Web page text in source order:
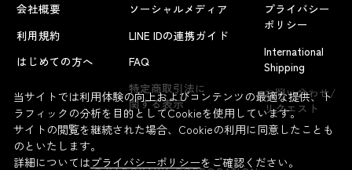
よくあるお問い合わせ
会社概要
利用規約
はじめての方へ
ソーシャルメディア
LINE IDの連携ガイド
FAQ
特定商取引法に
関する表示
プライバシー
ポリシー
International
Shipping
お問い合わせ/
リクエスト
当サイトでは利用体験の向上およびコンテンツの最適な提供、ト
ラフィックの分析を目的としてCookieを使用しています。
サイトの閲覧を継続された場合、Cookieの利用に同意したことも
のといたします。
詳細についてはプライバシーポリシーをご確認ください。